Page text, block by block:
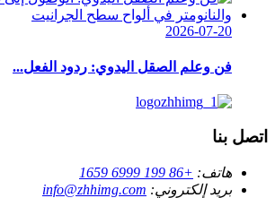
2026-07-20
فن وعلم الصقل اليدوي: ردود الفعل...
اتصل بنا
هاتف: +86 199 6999 1659
بريد إلكتروني: info@zhhimg.com